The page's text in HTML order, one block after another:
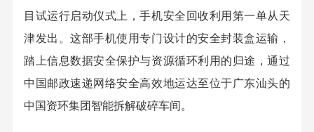
目试运行启动仪式上，手机安全回收利用第一单从天
津发出。这部手机使用专门设计的安全封装盒运输，
踏上信息数据安全保护与资源循环利用的归途，通过
中国邮政速递网络安全高效地运达至位于广东汕头的
中国资环集团智能拆解破碎车间。